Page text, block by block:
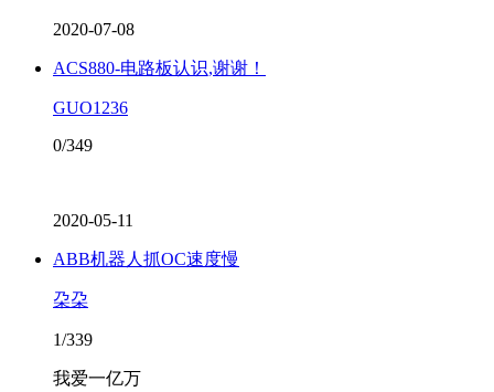
2020-07-08
ACS880-电路板认识,谢谢！
GUO1236
0/349
2020-05-11
ABB机器人抓OC速度慢
朶朶
1/339
我爱一亿万